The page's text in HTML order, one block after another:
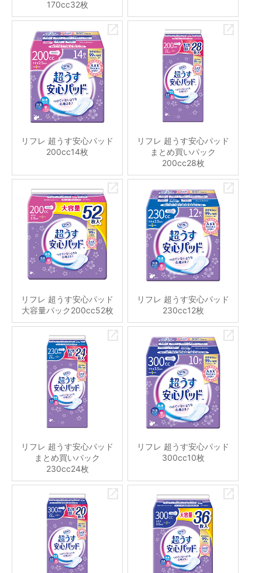
170cc32枚
リフレ 超うす安心パッド
200cc14枚
リフレ 超うす安心パッド
まとめ買いパック
200cc28枚
リフレ 超うす安心パッド
大容量パック200cc52枚
リフレ 超うす安心パッド
230cc12枚
リフレ 超うす安心パッド
まとめ買いパック
230cc24枚
リフレ 超うす安心パッド
300cc10枚